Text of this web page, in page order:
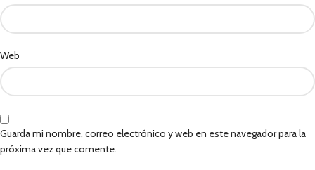
Web
Guarda mi nombre, correo electrónico y web en este navegador para la
próxima vez que comente.